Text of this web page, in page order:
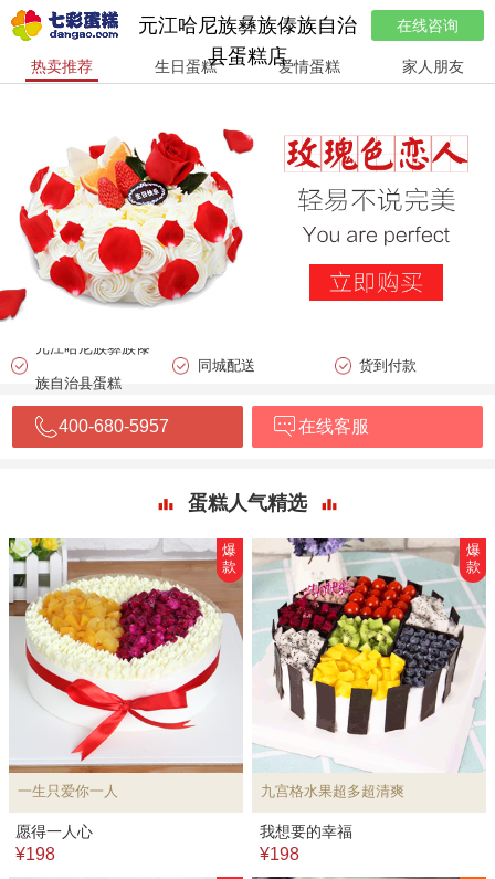
元江哈尼族彝族傣族自治
县蛋糕店
在线咨询
热卖推荐 生日蛋糕 爱情蛋糕 家人朋友
元江哈尼族彝族傣
族自治县蛋糕
同城配送 货到付款
400-680-5957 在线客服
蛋糕人气精选
一生只爱你一人
爆
款
愿得一人心
¥198
九宫格水果超多超清爽
爆
款
我想要的幸福
¥198